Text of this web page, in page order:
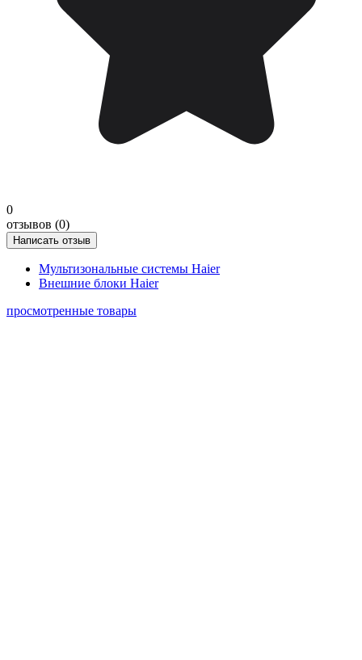
0
отзывов (0)
Написать отзыв
Мультизональные системы Haier
Внешние блоки Haier
просмотренные товары